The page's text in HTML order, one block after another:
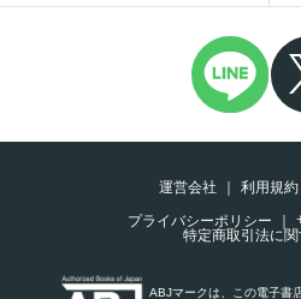
運営会社 利用規約
プライバシーポリシー
特定商取引法に
ABJマークは、この電子書